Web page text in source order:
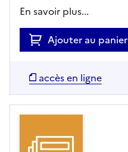
En savoir plus...
Ajouter au panier
accès en ligne